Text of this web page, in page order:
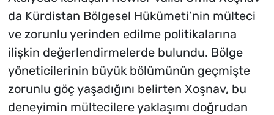
da Kürdistan Bölgesel Hükümeti’nin mülteci
ve zorunlu yerinden edilme politikalarına
ilişkin değerlendirmelerde bulundu. Bölge
yöneticilerinin büyük bölümünün geçmişte
zorunlu göç yaşadığını belirten Xoşnav, bu
deneyimin mültecilere yaklaşımı doğrudan